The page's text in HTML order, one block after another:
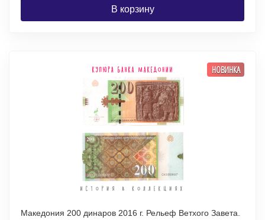
В корзину
НОВИНКА
Македония 200 динаров 2016 г. Рельеф Ветхого Завета.